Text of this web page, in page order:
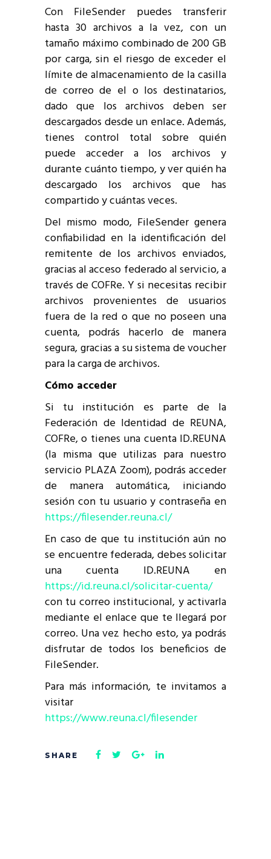
Con FileSender puedes transferir
hasta 30 archivos a la vez, con un
tamaño máximo combinado de 200 GB
por carga, sin el riesgo de exceder el
límite de almacenamiento de la casilla
de correo de el o los destinatarios,
dado que los archivos deben ser
descargados desde un enlace. Además,
tienes control total sobre quién
puede acceder a los archivos y
durante cuánto tiempo, y ver quién ha
descargado los archivos que has
compartido y cuántas veces.
Del mismo modo, FileSender genera
confiabilidad en la identificación del
remitente de los archivos enviados,
gracias al acceso federado al servicio, a
través de COFRe. Y si necesitas recibir
archivos provenientes de usuarios
fuera de la red o que no poseen una
cuenta, podrás hacerlo de manera
segura, gracias a su sistema de voucher
para la carga de archivos.
Cómo acceder
Si tu institución es parte de la
Federación de Identidad de REUNA,
COFRe, o tienes una cuenta ID.REUNA
(la misma que utilizas para nuestro
servicio PLAZA Zoom), podrás acceder
de manera automática, iniciando
sesión con tu usuario y contraseña en
https://filesender.reuna.cl/
En caso de que tu institución aún no
se encuentre federada, debes solicitar
una cuenta ID.REUNA en
https://id.reuna.cl/solicitar-cuenta/
con tu correo institucional, y activarla
mediante el enlace que te llegará por
correo. Una vez hecho esto, ya podrás
disfrutar de todos los beneficios de
FileSender.
Para más información, te invitamos a
visitar
https://www.reuna.cl/filesender